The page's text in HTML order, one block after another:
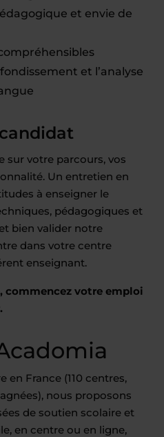
et envie de
et l’analyse
sur votre parcours, vos
Un entretien en
à enseigner le
pédagogiques et
bien valider notre
dans votre centre
enseignant.
commencez votre emploi
en France (110 centres,
nous proposons
de soutien scolaire et
en centre ou en ligne,